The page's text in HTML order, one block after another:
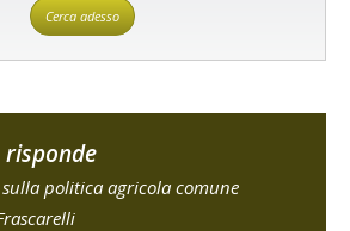
Cerca adesso
risponde
politica agricola comune